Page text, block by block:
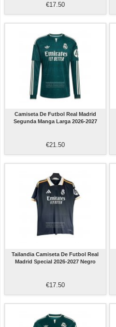
€17.50
Camiseta De Futbol Real Madrid
Segunda Manga Larga 2026-2027
€21.50
Tailandia Camiseta De Futbol Real
Madrid Special 2026-2027 Negro
€17.50